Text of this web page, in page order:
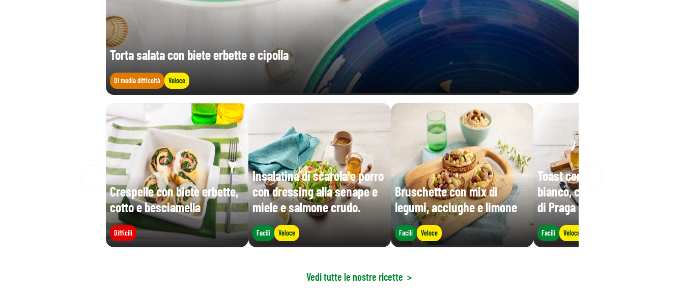
Torta salata con biete erbette e cipolla
Di media difficoltà Veloce
Crespelle con biete erbette,
cotto e besciamella
Difficili
Insalatina di scarola e porro
con dressing alla senape e
miele e salmone crudo.
Facili Veloce
Bruschette con mix di
legumi, acciughe e limone
Facili Veloce
Toast con radicchio, cavolo
bianco, carote e prosciutto
di Praga
Facili Veloce
Vedi tutte le nostre ricette >